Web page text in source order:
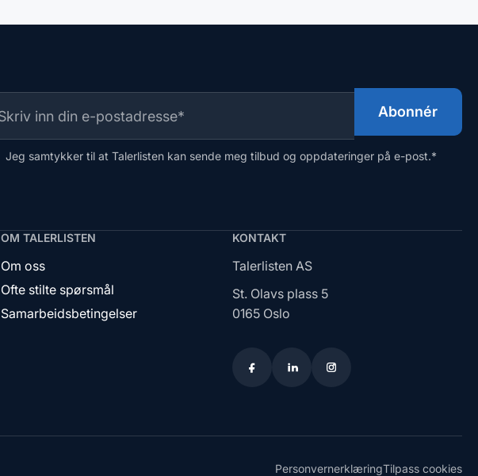
Jeg samtykker til at Talerlisten kan sende meg tilbud og oppdateringer på e-post.*
OM TALERLISTEN
Om oss
Ofte stilte spørsmål
Samarbeidsbetingelser
KONTAKT
Talerlisten AS
St. Olavs plass 5
0165 Oslo
PersonvernerklæringTilpass cookies